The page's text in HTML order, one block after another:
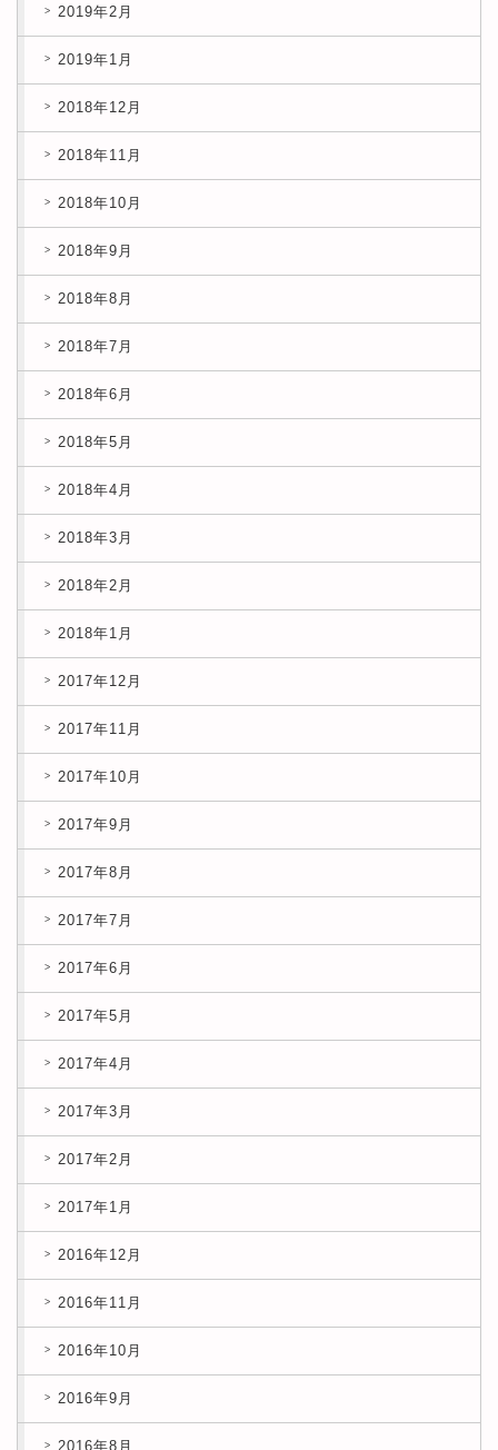
2019年2月
2019年1月
2018年12月
2018年11月
2018年10月
2018年9月
2018年8月
2018年7月
2018年6月
2018年5月
2018年4月
2018年3月
2018年2月
2018年1月
2017年12月
2017年11月
2017年10月
2017年9月
2017年8月
2017年7月
2017年6月
2017年5月
2017年4月
2017年3月
2017年2月
2017年1月
2016年12月
2016年11月
2016年10月
2016年9月
2016年8月